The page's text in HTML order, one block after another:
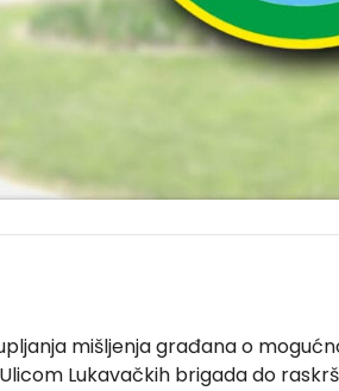
mišljenja građana o
Lukavačkih brigada do